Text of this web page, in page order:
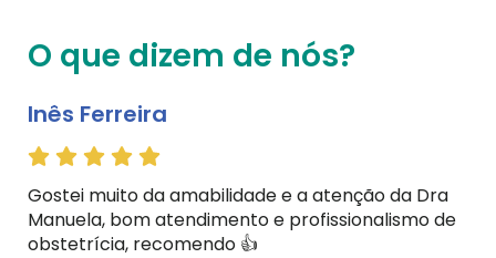
O que dizem de nós?
Inês Ferreira
Gostei muito da amabilidade e a atenção da Dra
Manuela, bom atendimento e profissionalismo de
obstetrícia, recomendo 👍